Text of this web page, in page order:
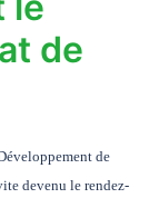
de
de
devenu le rendez-